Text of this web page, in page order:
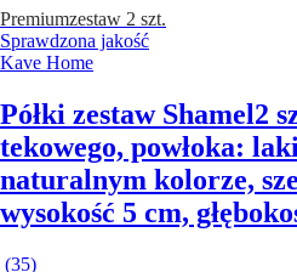
Premiumzestaw 2 szt.
Sprawdzona jakość
Kave Home
Półki zestaw Shamel2
tekowego, powłoka:
naturalnym kolorze,
wysokość 5 cm,
(35)